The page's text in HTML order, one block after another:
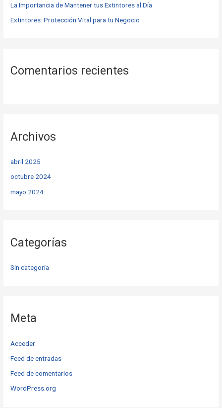
La Importancia de Mantener tus Extintores al Día
Extintores: Protección Vital para tu Negocio
Comentarios recientes
Archivos
abril 2025
octubre 2024
mayo 2024
Categorías
Sin categoría
Meta
Acceder
Feed de entradas
Feed de comentarios
WordPress.org